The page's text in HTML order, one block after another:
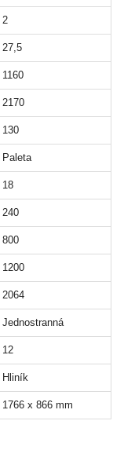
2
27,5
1160
2170
130
Paleta
18
240
800
1200
2064
Jednostranná
12
Hliník
1766 x 866 mm